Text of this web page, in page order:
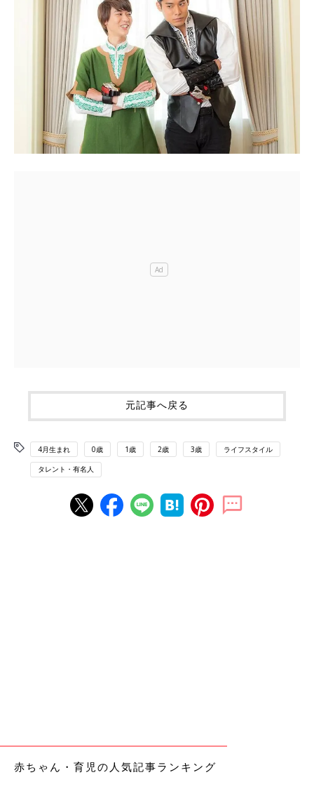
元記事へ戻る
4月生まれ 0歳 1歳 2歳 3歳 ライフスタイル
タレント・有名人
赤ちゃん・育児の人気記事ランキング